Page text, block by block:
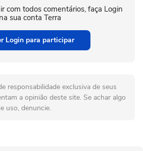
com todos comentários, faça Login
na sua conta Terra
Login para participar
responsabilidade exclusiva de seus
a opinião deste site. Se achar algo
uso, denuncie.